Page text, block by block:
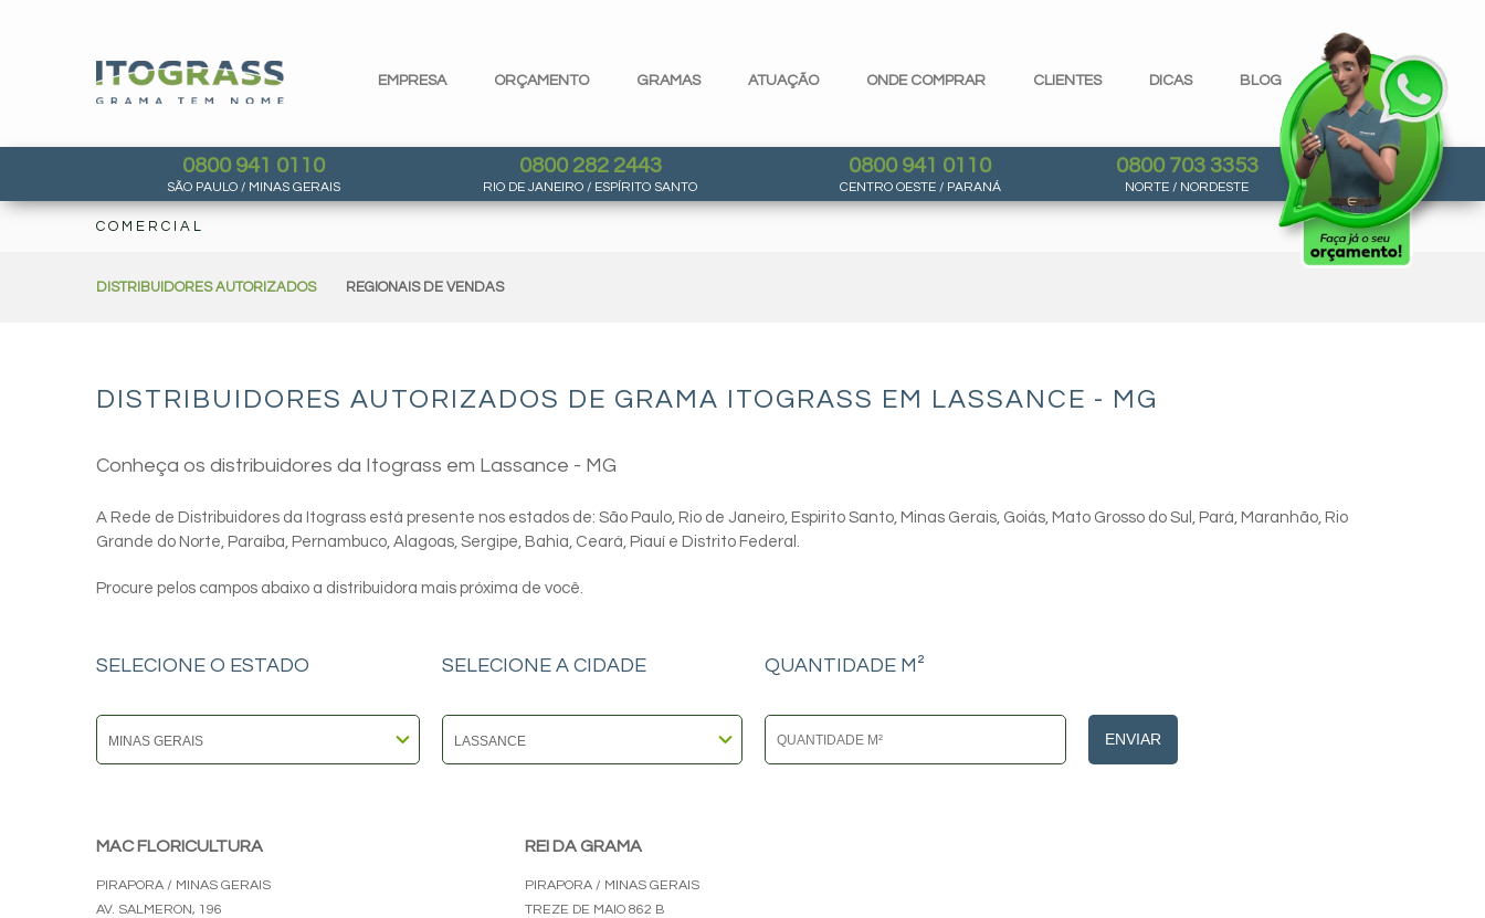
EMPRESA ORÇAMENTO GRAMAS ATUAÇÃO ONDE COMPRAR CLIENTES DICAS BLOG
0800 941 0110
SÃO PAULO / MINAS GERAIS
0800 282 2443
RIO DE JANEIRO / ESPÍRITO SANTO
0800 941 0110
CENTRO OESTE / PARANÁ
0800 703 3353
NORTE / NORDESTE
COMERCIAL
DISTRIBUIDORES AUTORIZADOS REGIONAIS DE VENDAS
DISTRIBUIDORES AUTORIZADOS DE GRAMA ITOGRASS EM LASSANCE - MG
Conheça os distribuidores da Itograss em Lassance - MG
A Rede de Distribuidores da Itograss está presente nos estados de: São Paulo, Rio de Janeiro, Espirito Santo, Minas Gerais, Goiás, Mato Grosso do Sul, Pará, Maranhão, Rio
Grande do Norte, Paraíba, Pernambuco, Alagoas, Sergipe, Bahia, Ceará, Piauí e Distrito Federal.
Procure pelos campos abaixo a distribuidora mais próxima de você.
SELECIONE O ESTADO SELECIONE A CIDADE QUANTIDADE M²
ENVIAR
MAC FLORICULTURA
PIRAPORA / MINAS GERAIS
AV. SALMERON, 196
REI DA GRAMA
PIRAPORA / MINAS GERAIS
TREZE DE MAIO 862 B